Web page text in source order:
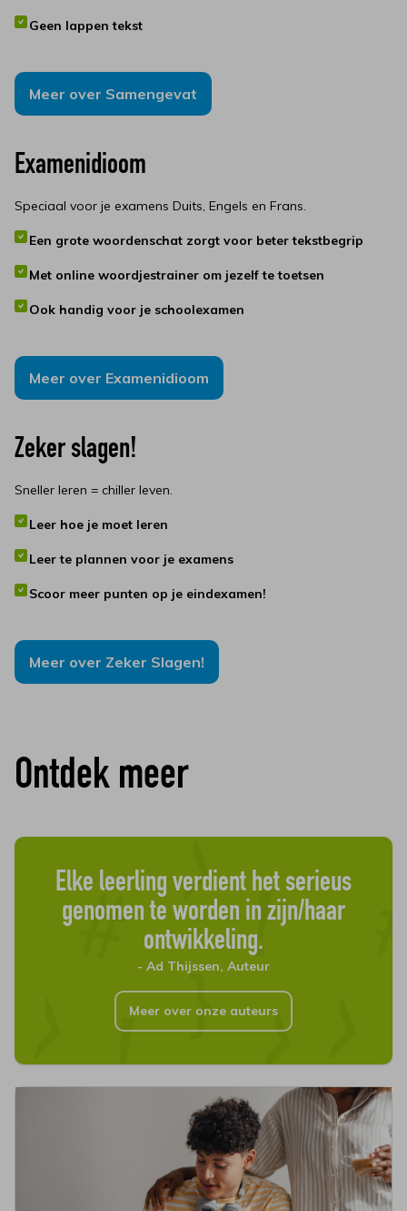
Geen lappen tekst
Meer over Samengevat
Examenidioom
Speciaal voor je examens Duits, Engels en Frans.
Een grote woordenschat zorgt voor beter tekstbegrip
Met online woordjestrainer om jezelf te toetsen
Ook handig voor je schoolexamen
Meer over Examenidioom
Zeker slagen!
Sneller leren = chiller leven.
Leer hoe je moet leren
Leer te plannen voor je examens
Scoor meer punten op je eindexamen!
Meer over Zeker Slagen!
Ontdek meer
Elke leerling verdient het serieus
genomen te worden in zijn/haar
ontwikkeling.
- Ad Thijssen, Auteur
Meer over onze auteurs